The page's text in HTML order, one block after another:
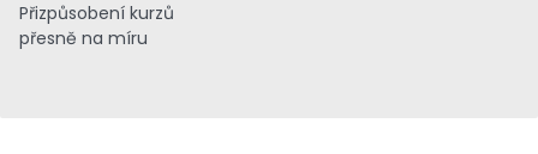
Přizpůsobení kurzů
přesně na míru